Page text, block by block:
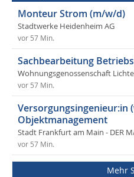
Monteur Strom (m/w/d)
Stadtwerke Heidenheim AG
vor 57 Min.
Sachbearbeitung
Wohnungsgenossenschaft
vor 57 Min.
Versorgungsingenieur:in
Objektmanagement
Stadt Frankfurt am Main - DER
vor 57 Min.
Mehr